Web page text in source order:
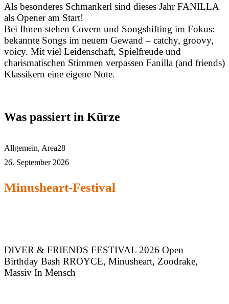
Als besonderes Schmankerl sind dieses Jahr FANILLA
als Opener am Start!
Bei Ihnen stehen Covern und Songshifting im Fokus:
bekannte Songs im neuem Gewand – catchy, groovy,
voicy. Mit viel Leidenschaft, Spielfreude und
charismatischen Stimmen verpassen Fanilla (and friends)
Klassikern eine eigene Note.
Was passiert in Kürze
Allgemein, Area28
26. September 2026
Minusheart-Festival
DIVER & FRIENDS FESTIVAL 2026 Open
Birthday Bash RROYCE, Minusheart, Zoodrake,
Massiv In Mensch